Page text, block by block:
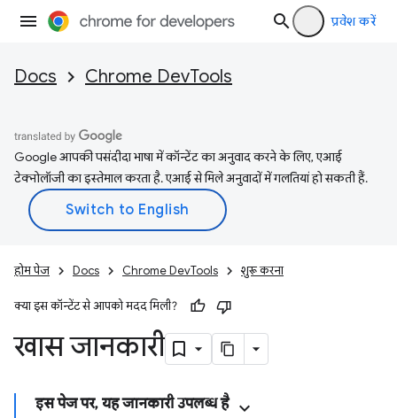
प्रवेश करें
Docs Chrome DevTools
Google आपकी पसंदीदा भाषा में कॉन्टेंट का अनुवाद करने के लिए, एआई
टेक्नोलॉजी का इस्तेमाल करता है. एआई से मिले अनुवादों में गलतियां हो सकती हैं.
होम पेज Docs Chrome DevTools शुरू करना
क्या इस कॉन्टेंट से आपको मदद मिली?
खास जानकारी
इस पेज पर, यह जानकारी उपलब्ध है